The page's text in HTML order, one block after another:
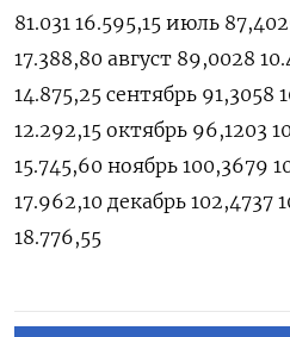
81.031 16.595,15 июль
17.388,80 август 89,0028
14.875,25 сентябрь 91,3058
12.292,15 октябрь 96,1203
15.745,60 ноябрь 100,3679
17.962,10 декабрь 102,4737
18.776,55